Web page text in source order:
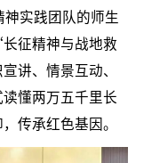
实践团队的师生
征精神与战地救
讲、情景互动、
懂两万五千里长
传承红色基因。